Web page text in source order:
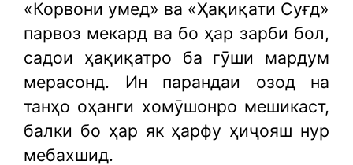
«Корвони умед» ва «Ҳақиқати Суғд»
парвоз мекард ва бо ҳар зарби бол,
садои ҳақиқатро ба гӯши мардум
мерасонд. Ин парандаи озод на
танҳо оҳанги хомӯшонро мешикаст,
балки бо ҳар як ҳарфу ҳиҷояш нур
мебахшид.